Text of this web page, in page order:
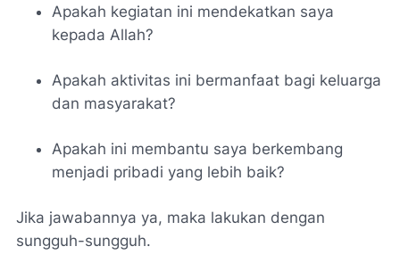
Apakah kegiatan ini mendekatkan saya
kepada Allah?
Apakah aktivitas ini bermanfaat bagi keluarga
dan masyarakat?
Apakah ini membantu saya berkembang
menjadi pribadi yang lebih baik?
Jika jawabannya ya, maka lakukan dengan
sungguh-sungguh.